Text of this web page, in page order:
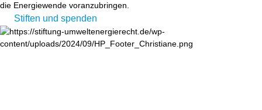
die Energiewende voranzubringen.
Stiften und spenden